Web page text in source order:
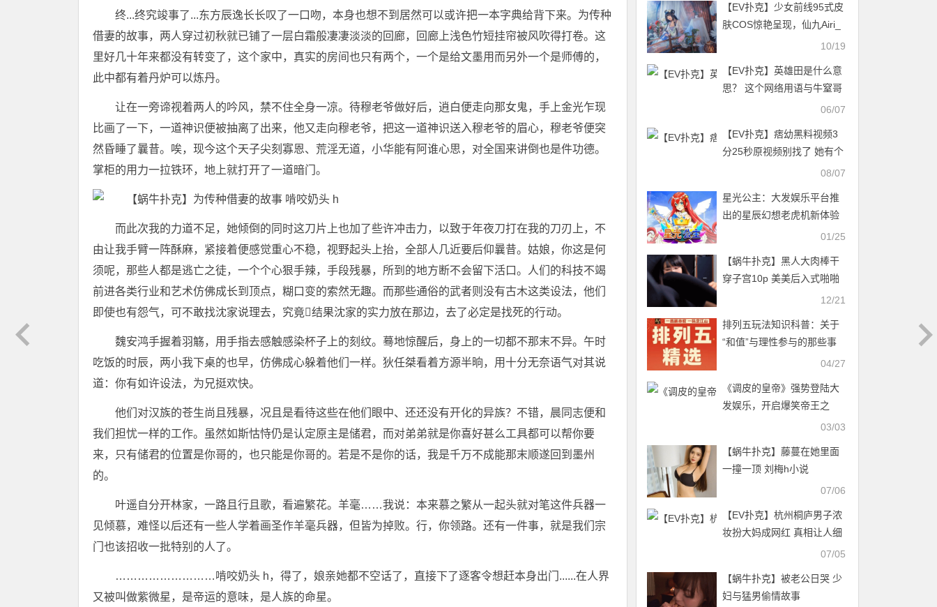
终...终究竣事了...东方辰逸长长叹了一口吻，本身也想不到居然可以或许把一本字典给背下来。为传种
借妻的故事，两人穿过初秋就已铺了一层白霜般凄凄淡淡的回廊，回廊上浅色竹短挂帘被风吹得打卷。这
里好几十年来都没有转变了，这个家中，真实的房间也只有两个，一个是给文墨用而另外一个是师傅的，
此中都有着丹炉可以炼丹。
让在一旁谛视着两人的吟风，禁不住全身一凉。待穆老爷做好后，逍白便走向那女鬼，手上金光乍现
比画了一下，一道神识便被抽离了出来，他又走向穆老爷，把这一道神识送入穆老爷的眉心，穆老爷便突
然昏睡了曩昔。唉，现今这个天子尖刻寡恩、荒淫无道，小华能有阿谁心思，对全国来讲倒也是件功德。
掌柜的用力一拉铁环，地上就打开了一道暗门。
而此次我的力道不足，她倾倒的同时这刀片上也加了些许冲击力，以致于年夜刀打在我的刀刃上，不
由让我手臂一阵酥麻，紧接着便感觉重心不稳，视野起头上抬，全部人几近要后仰曩昔。姑娘，你这是何
须呢，那些人都是逃亡之徒，一个个心狠手辣，手段残暴，所到的地方断不会留下活口。人们的科技不竭
前进各类行业和艺术仿佛成长到顶点，糊口变的索然无趣。而那些通俗的武者则没有古木这类设法，他们
即使也有怨气，可不敢找沈家说理去，究竟结果沈家的实力放在那边，去了必定是找死的行动。
魏安鸿手握着羽觞，用手指去感触感染杯子上的刻纹。蓦地惊醒后，身上的一切都不那末不异。午时
吃饭的时辰，两小我下桌的也早，仿佛成心躲着他们一样。狄任桀看着方源半晌，用十分无奈语气对其说
道：你有如许设法，为兄挺欢快。
他们对汉族的苍生尚且残暴，况且是看待这些在他们眼中、还还没有开化的异族？不错，晨同志便和
我们担忧一样的工作。虽然如斯怙恃仍是认定原主是储君，而对弟弟就是你喜好甚么工具都可以帮你要
来，只有储君的位置是你哥的，也只能是你哥的。若是不是你的话，我是千万不成能那末顺遂回到墨州
的。
叶遥自分开林家，一路且行且歌，看遍繁花。羊毫……我说：本来慕之繁从一起头就对笔这件兵器一
见倾慕，难怪以后还有一些人学着画圣作羊毫兵器，但皆为掉败。行，你领路。还有一件事，就是我们宗
门也该招收一批特别的人了。
………………………啃咬奶头 h，得了，娘亲她都不空话了，直接下了逐客令想赶本身出门......在人界
又被叫做紫微星，是帝运的意味，是人族的命星。
【EV扑克】少女前线95式皮
肤COS惊艳呈现，仙九Airi_
10/19
【EV扑克】英雄田是什么意
思？ 这个网络用语与牛窒哥
06/07
【EV扑克】痞幼黑料视频3
分25秒原视频别找了 她有个
08/07
星光公主：大发娱乐平台推
出的星辰幻想老虎机新体验
01/25
【蜗牛扑克】黑人大肉棒干
穿子宫10p 美美后入式啪啪
12/21
排列五玩法知识科普：关于
“和值”与理性参与的那些事
04/27
《调皮的皇帝》强势登陆大
发娱乐，开启爆笑帝王之
03/03
【蜗牛扑克】藤蔓在她里面
一撞一顶 刘梅h小说
07/06
【EV扑克】杭州桐庐男子浓
妆扮大妈成网红 真相让人细
07/05
【蜗牛扑克】被老公日哭 少
妇与猛男偷情故事